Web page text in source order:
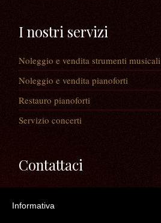
I nostri servizi
Noleggio e vendita strumenti musicali
Noleggio e vendita pianoforti
Restauro pianoforti
Servizio concerti
Contattaci
30020 Noventa di Piave (VE)
Informativa